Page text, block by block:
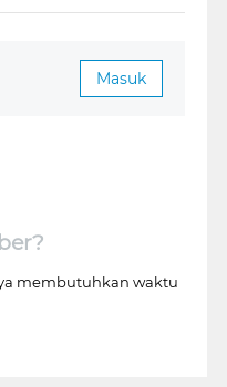
Masuk
membutuhkan waktu